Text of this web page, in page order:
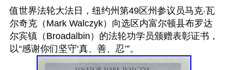
值世界法轮大法日，纽约州第49区州参议员马克‧瓦
尔奇克（Mark Walczyk）向选区内富尔顿县布罗达
尔宾镇（Broadalbin）的法轮功学员颁赠表彰证书，